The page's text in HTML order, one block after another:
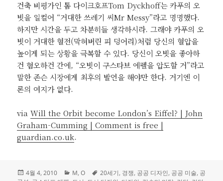
건축 비평가인 톰 다이크호프Tom Dyckhoff는 카푸의 오
빗을 일컬어 “거대한 쓰레기 씨Mr Messy”라고 명명했다.
하지만 시간을 두고 차분히들 생각하시라. 그래야 카푸의 오
빗이 거대한 혈전(막혀버린 피 덩어리)처럼 당신의 혈압을
높이게 되는 상황을 극복할 수 있다. 당신이 오빗을 좋아하
건 혐오하건 간에, “오빗이 구스타브 에펠을 압도할 거”라고
말한 존슨 시장에게 최후의 발언을 해야만 한다. 거기엔 이
론의 여지가 없다.
viaWill the Orbit become London’s Eiffel? | John
Graham-Cumming | Comment is free |
guardian.co.uk.
작
4월 4, 2010
카
M,O
태
20세기, 경쟁, 공공 디자인, 공공 미술, 공